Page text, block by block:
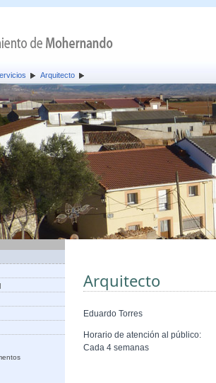
Arquitecto
Arquitecto
Eduardo Torres
Horario de atención al público:
Cada 4 semanas